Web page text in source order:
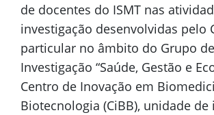
de docentes do ISMT nas
investigação desenvolvidas pelo
particular no âmbito do Grupo de
Investigação “Saúde, Gestão e
Centro de Inovação em
Biotecnologia (CiBB), unidade de